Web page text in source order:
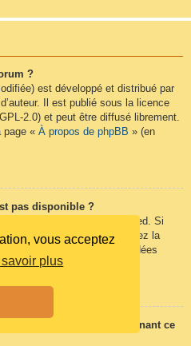
vous acceptez
savoir plus
?
est développé et distribué par
Il est publié sous la licence
2.0) et peut être diffusé librement.
page « À propos de phpBB » (en
pas disponible ?
licence par phpBB Limited. Si
d’être ajoutée, visitez la
pouvez voter pour des idées
questions légales concernant ce